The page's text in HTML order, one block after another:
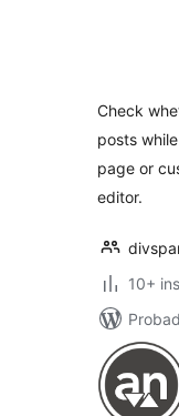
Check
posts
page or
editor.
10+